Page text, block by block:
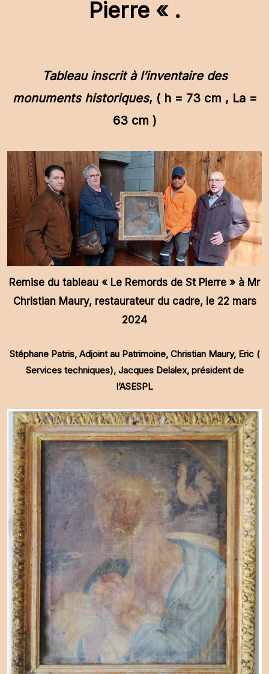
Pierre « .
Tableau inscrit à l’inventaire des
monuments historiques, ( h = 73 cm , La =
63 cm )
Remise du tableau « Le Remords de St Pierre » à Mr
Christian Maury, restaurateur du cadre, le 22 mars
2024
Stéphane Patris, Adjoint au Patrimoine, Christian Maury, Eric (
Services techniques), Jacques Delalex, président de
l’ASESPL